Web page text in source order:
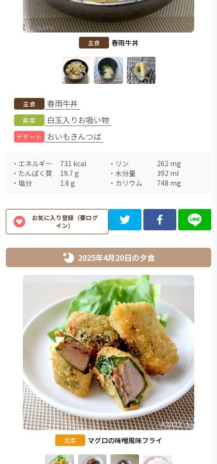
主食 春雨牛丼
主食 春雨牛丼
副菜 白玉入りお吸い物
デザート おいもきんつば
・ エネルギー 731 kcal ・ リン 262 mg
・ たんぱく質 19.7 g ・ 水分量 392 ml
・ 塩分 1.6 g ・ カリウム 748 mg
お気に入り登録（要ログ
イン）
2025年4月20日の夕食
主菜 マグロの味噌風味フライ